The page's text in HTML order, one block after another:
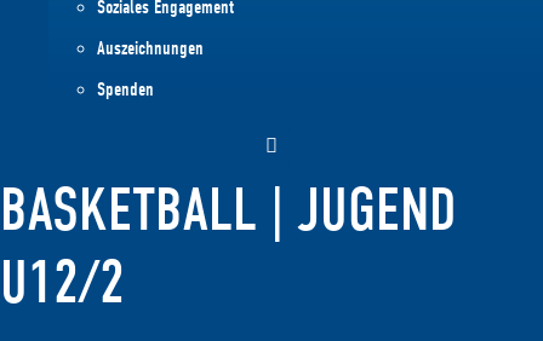
Soziales Engagement
Auszeichnungen
Spenden
BASKETBALL | JUGEND
U12/2